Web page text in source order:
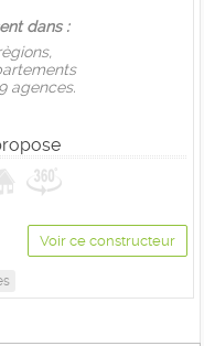
dans :
agences.
Voir ce constructeur